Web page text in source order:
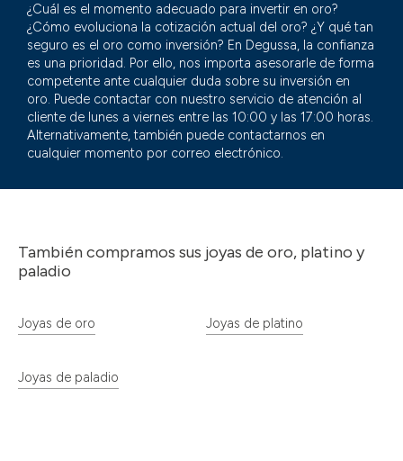
¿Cuál es el momento adecuado para invertir en oro?
¿Cómo evoluciona la cotización actual del oro? ¿Y qué tan
seguro es el oro como inversión? En Degussa, la confianza
es una prioridad. Por ello, nos importa asesorarle de forma
competente ante cualquier duda sobre su inversión en
oro. Puede contactar con nuestro servicio de atención al
cliente de lunes a viernes entre las 10:00 y las 17:00 horas.
Alternativamente, también puede contactarnos en
cualquier momento por correo electrónico.
También compramos sus joyas de oro, platino y
paladio
Joyas de oro Joyas de platino
Joyas de paladio